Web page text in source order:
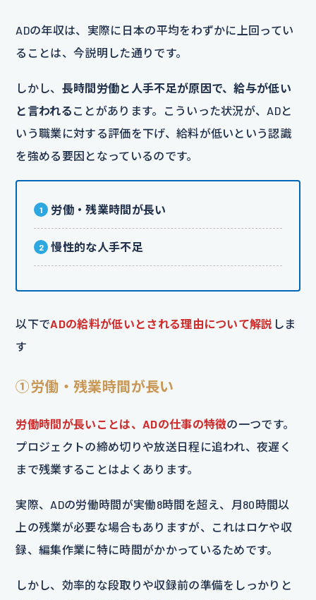
ADの年収は、実際に日本の平均をわずかに上回ってい
ることは、今説明した通りです。
しかし、 長時間労働と人手不足が原因で、給与が低い
と言われる ことがあります。こういった状況が、ADと
いう職業に対する評価を下げ、給料が低いという認識
を強める要因となっているのです。
労働・残業時間が長い
慢性的な人手不足
以下でADの給料が低いとされる理由について解説 しま
す
①労働・残業時間が長い
労働時間が長いことは、ADの仕事の特徴の一つです。
プロジェクトの締め切りや放送日程に追われ、夜遅く
まで残業することはよくあります。
実際、ADの労働時間が実働8時間を超え、月80時間以
上の残業が必要な場合もありますが、これはロケや収
録、編集作業に特に時間がかかっているためです。
しかし、効率的な段取りや収録前の準備をしっかりと